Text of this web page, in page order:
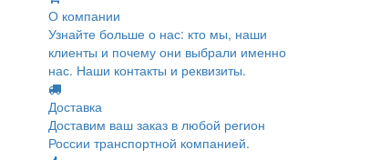
О компании
Узнайте больше о нас: кто мы, наши
клиенты и почему они выбрали именно
нас. Наши контакты и реквизиты.
Доставка
Доставим ваш заказ в любой регион
России транспортной компанией.